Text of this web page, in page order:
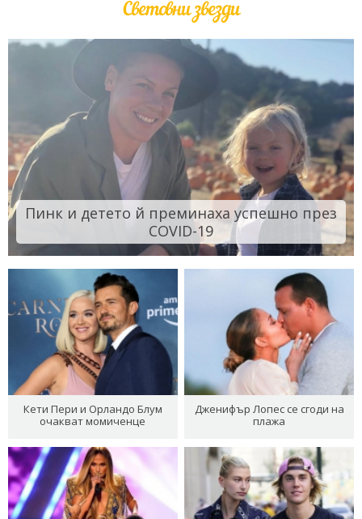
Световни звезди
Пинк и детето й преминаха успешно през
COVID-19
Кети Пери и Орландо Блум
очакват момиченце
Дженифър Лопес се сгоди на
плажа